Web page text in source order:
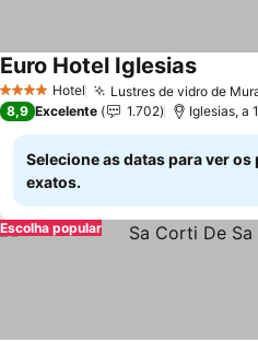
4 EstrelasHotel Lustres de vidro de
Euro Hotel Iglesias
8,9 Excelente 1.702 Iglesias, a
Selecione as datas para ver os
exatos.
Escolha popular